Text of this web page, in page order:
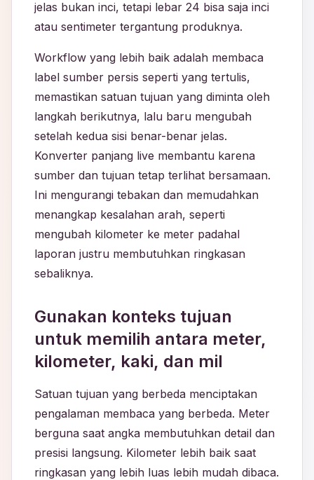
jelas bukan inci, tetapi lebar 24 bisa saja inci
atau sentimeter tergantung produknya.
Workflow yang lebih baik adalah membaca
label sumber persis seperti yang tertulis,
memastikan satuan tujuan yang diminta oleh
langkah berikutnya, lalu baru mengubah
setelah kedua sisi benar-benar jelas.
Konverter panjang live membantu karena
sumber dan tujuan tetap terlihat bersamaan.
Ini mengurangi tebakan dan memudahkan
menangkap kesalahan arah, seperti
mengubah kilometer ke meter padahal
laporan justru membutuhkan ringkasan
sebaliknya.
Gunakan konteks tujuan
untuk memilih antara meter,
kilometer, kaki, dan mil
Satuan tujuan yang berbeda menciptakan
pengalaman membaca yang berbeda. Meter
berguna saat angka membutuhkan detail dan
presisi langsung. Kilometer lebih baik saat
ringkasan yang lebih luas lebih mudah dibaca.